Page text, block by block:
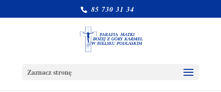
85 730 31 34
Zaznacz stronę